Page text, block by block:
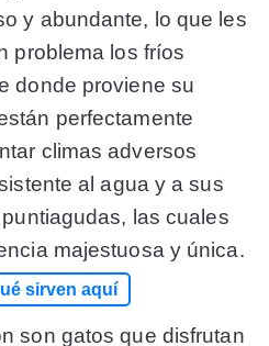
y abundante, lo que les
problema los fríos
donde proviene su
perfectamente
climas adversos
al agua y a sus
las cuales
majestuosa y única.
sirven aquí
son gatos que disfrutan